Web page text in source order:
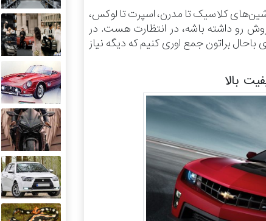
کلاسیک تا مدرن، اسپرت تا لوکس،
رو داشته باشه، در انتظارت هست. در
براتون جمع اوری کنیم که دیگه نیاز
بالا